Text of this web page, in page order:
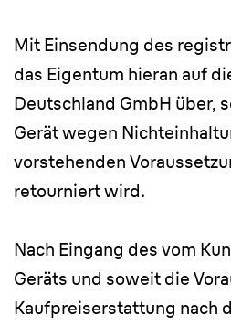
Mit Einsendung des
das Eigentum hieran auf
Deutschland GmbH über,
Gerät wegen
vorstehenden
retourniert wird.
Nach Eingang des vom
Geräts und soweit die
Kaufpreiserstattung nach